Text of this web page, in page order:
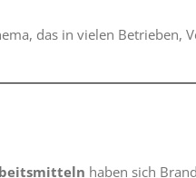
das in vielen Betrieben,
haben sich